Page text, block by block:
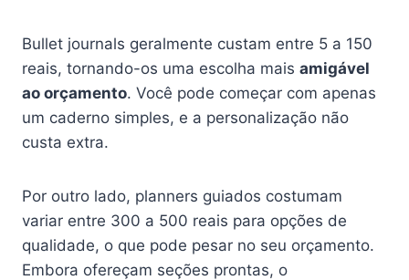
Bullet journals geralmente custam entre 5 a 150
reais, tornando-os uma escolha mais amigável
ao orçamento. Você pode começar com apenas
um caderno simples, e a personalização não
custa extra.
Por outro lado, planners guiados costumam
variar entre 300 a 500 reais para opções de
qualidade, o que pode pesar no seu orçamento.
Embora ofereçam seções prontas, o